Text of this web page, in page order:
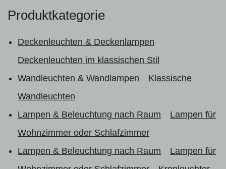
Produktkategorie
Deckenleuchten & Deckenlampen
Deckenleuchten im klassischen Stil
Wandleuchten & Wandlampen
Klassische
Wandleuchten
Lampen & Beleuchtung nach Raum
Lampen für
Wohnzimmer oder Schlafzimmer
Lampen & Beleuchtung nach Raum
Lampen für